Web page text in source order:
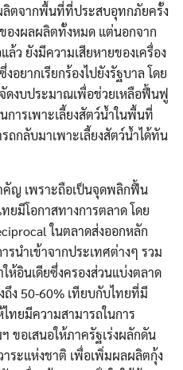
ตจากพื้นที่ที่ประสบอุทกภัยครั้ง
องผลผลิตทั้งหมด แต่นอกจาก
ว ยังมีความเสียหายของเครื่อง
ยากเรียกร้องไปยังรัฐบาล โดย
ดงบประมาณเพื่อช่วยเหลือฟื้นฟู
การเพาะเลี้ยงสัตว์น้ำในพื้นที่
ถกลับมาเพาะเลี้ยงสัตว์น้ำได้ทัน
คัญ เพราะถือเป็นจุดพลิกฟื้น
ยมีโอกาสทางการตลาด โดย
ในตลาดส่งออกหลัก
นำเข้าจากประเทศต่างๆ รวม
ห้อินเดียซึ่งครองส่วนแบ่งตลาด
ง 50-60% เทียบกับไทยที่มี
ทยมีความสามารถในการ
ขอเสนอให้ภาครัฐเร่งผลักดัน
ระแห่งชาติ เพื่อเพิ่มผลผลิตกุ้ง